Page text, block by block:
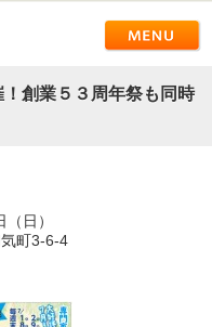
創業５３周年祭も同時
日）
町3-6-4